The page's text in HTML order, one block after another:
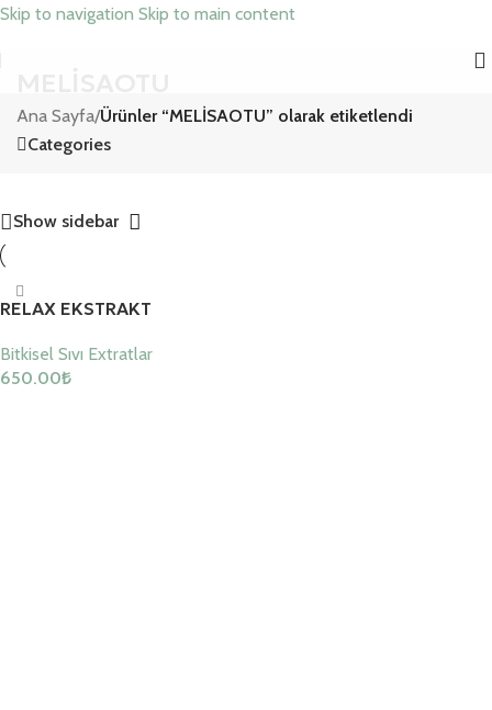
Skip to navigation Skip to main content
Ana Sayfa/Ürünler “MELİSAOTU” olarak etiketlendi
Categories
Show sidebar
RELAX EKSTRAKT
Bitkisel Sıvı Extratlar
650.00₺